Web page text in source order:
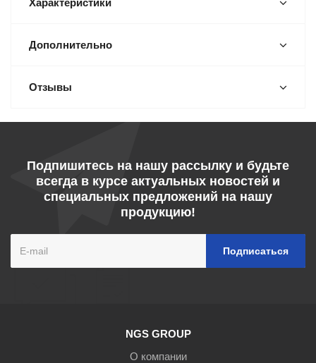
Характеристики
Дополнительно
Отзывы
Подпишитесь на нашу рассылку и будьте
всегда в курсе актуальных новостей и
специальных предложений на нашу
продукцию!
NGS GROUP
О компании